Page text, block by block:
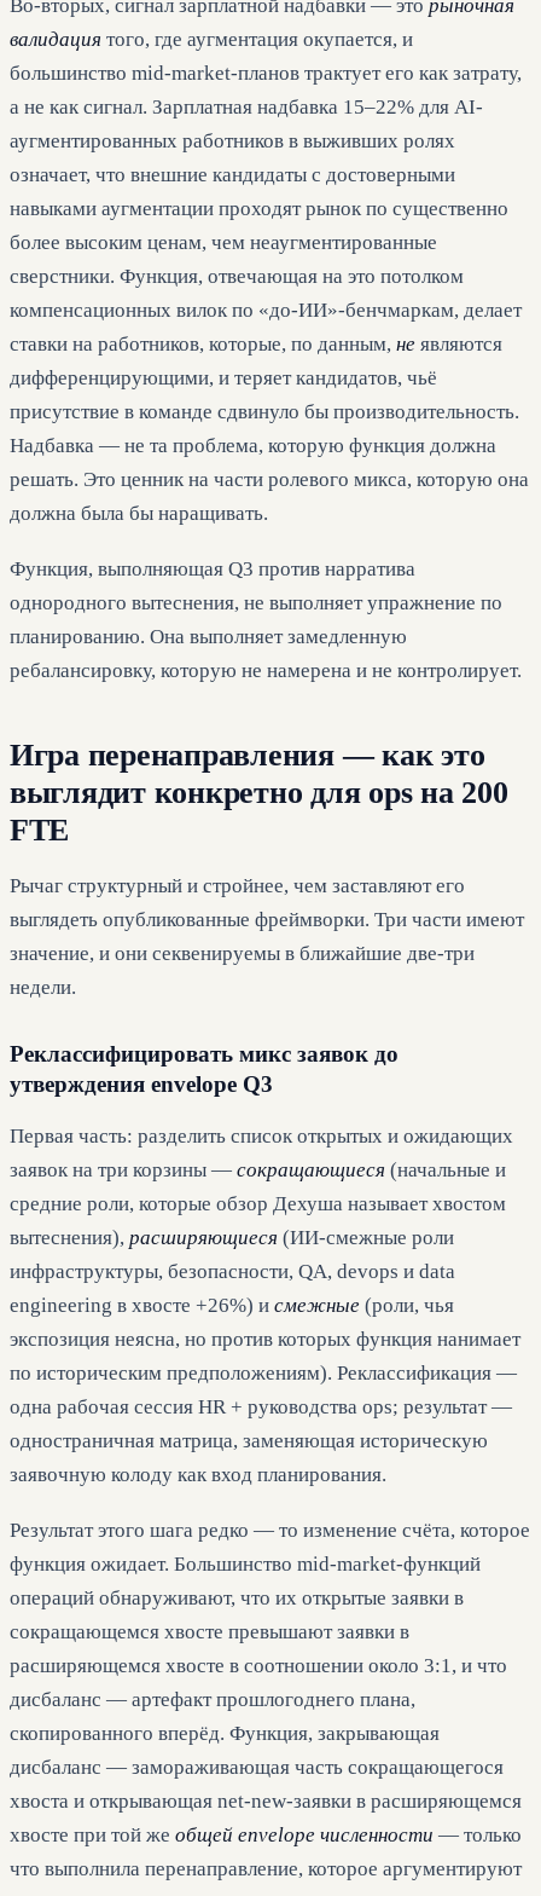
Во-вторых, сигнал зарплатной надбавки — это рыночная
валидация того, где аугментация окупается, и
большинство mid-market-планов трактует его как затрату,
а не как сигнал. Зарплатная надбавка 15–22% для AI-
аугментированных работников в выживших ролях
означает, что внешние кандидаты с достоверными
навыками аугментации проходят рынок по существенно
более высоким ценам, чем неаугментированные
сверстники. Функция, отвечающая на это потолком
компенсационных вилок по «до-ИИ»-бенчмаркам, делает
ставки на работников, которые, по данным, не являются
дифференцирующими, и теряет кандидатов, чьё
присутствие в команде сдвинуло бы производительность.
Надбавка — не та проблема, которую функция должна
решать. Это ценник на части ролевого микса, которую она
должна была бы наращивать.
Функция, выполняющая Q3 против нарратива
однородного вытеснения, не выполняет упражнение по
планированию. Она выполняет замедленную
ребалансировку, которую не намерена и не контролирует.
Игра перенаправления — как это
выглядит конкретно для ops на 200
FTE
Рычаг структурный и стройнее, чем заставляют его
выглядеть опубликованные фреймворки. Три части имеют
значение, и они секвенируемы в ближайшие две-три
недели.
Реклассифицировать микс заявок до
утверждения envelope Q3
Первая часть: разделить список открытых и ожидающих
заявок на три корзины — сокращающиеся (начальные и
средние роли, которые обзор Дехуша называет хвостом
вытеснения), расширяющиеся (ИИ-смежные роли
инфраструктуры, безопасности, QA, devops и data
engineering в хвосте +26%) и смежные (роли, чья
экспозиция неясна, но против которых функция нанимает
по историческим предположениям). Реклассификация —
одна рабочая сессия HR + руководства ops; результат —
одностраничная матрица, заменяющая историческую
заявочную колоду как вход планирования.
Результат этого шага редко — то изменение счёта, которое
функция ожидает. Большинство mid-market-функций
операций обнаруживают, что их открытые заявки в
сокращающемся хвосте превышают заявки в
расширяющемся хвосте в соотношении около 3:1, и что
дисбаланс — артефакт прошлогоднего плана,
скопированного вперёд. Функция, закрывающая
дисбаланс — замораживающая часть сокращающегося
хвоста и открывающая net-new-заявки в расширяющемся
хвосте при той же общей envelope численности — только
что выполнила перенаправление, которое аргументируют